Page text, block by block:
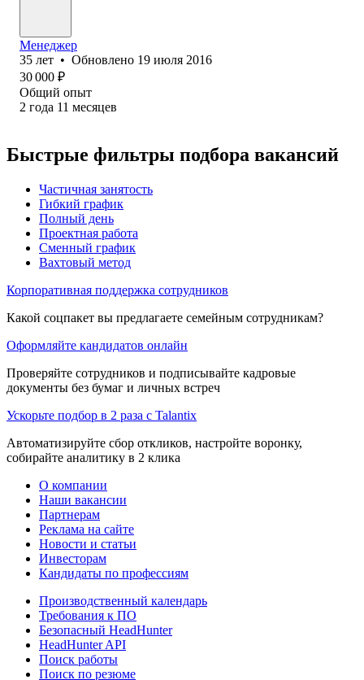
Менеджер
35 лет • Обновлено 19 июля 2016
30 000 ₽
Общий опыт
2 года 11 месяцев
Быстрые фильтры подбора вакансий
Частичная занятость
Гибкий график
Полный день
Проектная работа
Сменный график
Вахтовый метод
Корпоративная поддержка сотрудников
Какой соцпакет вы предлагаете семейным сотрудникам?
Оформляйте кандидатов онлайн
Проверяйте сотрудников и подписывайте кадровые
документы без бумаг и личных встреч
Ускорьте подбор в 2 раза с Talantix
Автоматизируйте сбор откликов, настройте воронку,
собирайте аналитику в 2 клика
О компании
Наши вакансии
Партнерам
Реклама на сайте
Новости и статьи
Инвесторам
Кандидаты по профессиям
Производственный календарь
Требования к ПО
Безопасный HeadHunter
HeadHunter API
Поиск работы
Поиск по резюме